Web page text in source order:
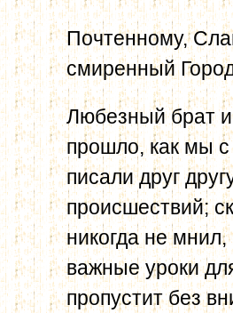
Почтенному,
смиренный
Любезный брат
прошло, как мы
писали друг
происшествий;
никогда не
важные уроки
пропустит без